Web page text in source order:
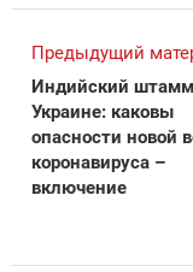
Предыдущий
Индийский
Украине: каковы
опасности новой
коронавируса –
включение